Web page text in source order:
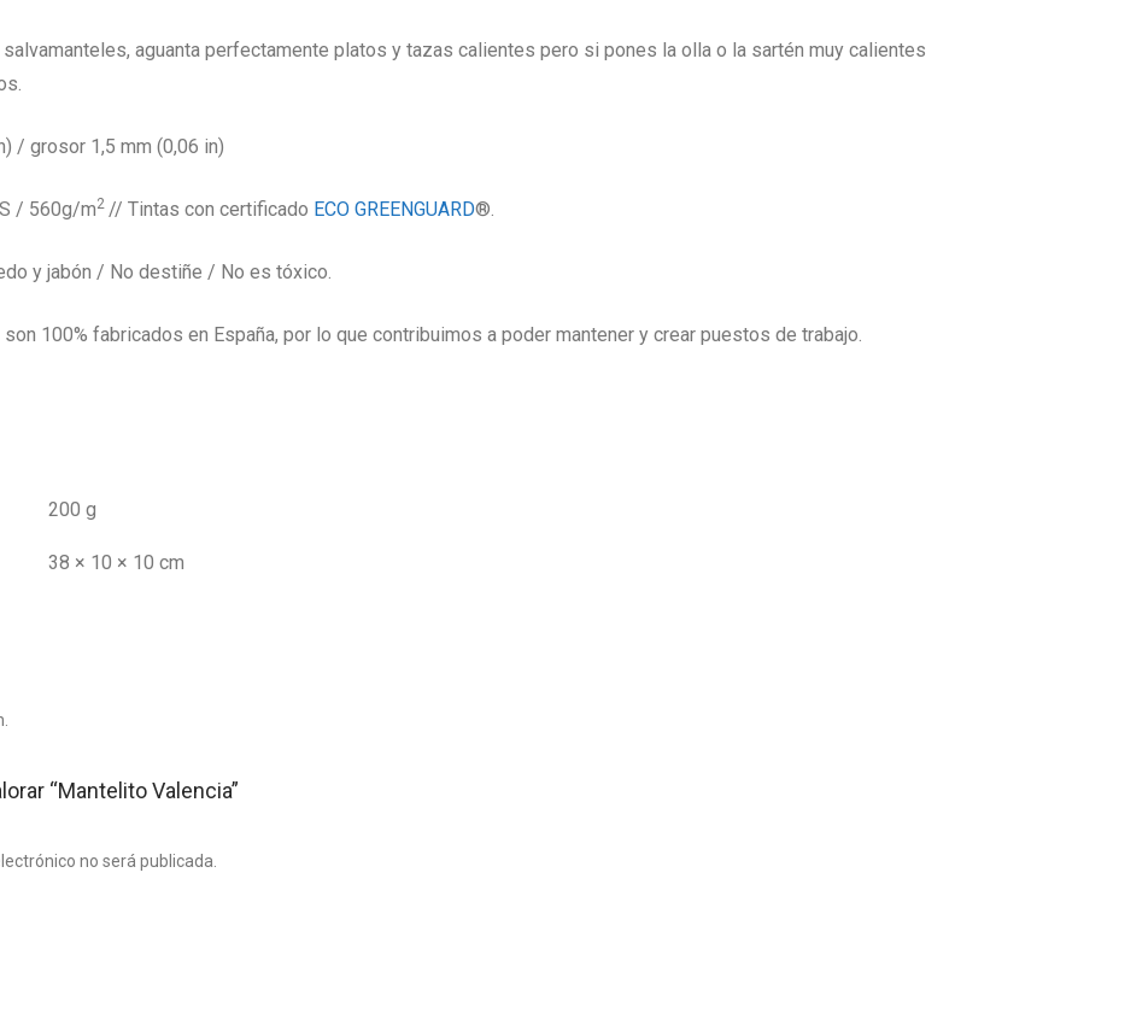
salvamanteles, aguanta perfectamente platos y tazas calientes pero si pones la olla o la sartén muy calientes
/ grosor 1,5 mm (0,06 in)
/ 560g/m2 // Tintas con certificado ECO GREENGUARD®.
y jabón / No destiñe / No es tóxico.
100% fabricados en España, por lo que contribuimos a poder mantener y crear puestos de trabajo.
200 g
38 × 10 × 10 cm
“Mantelito Valencia”
no será publicada.